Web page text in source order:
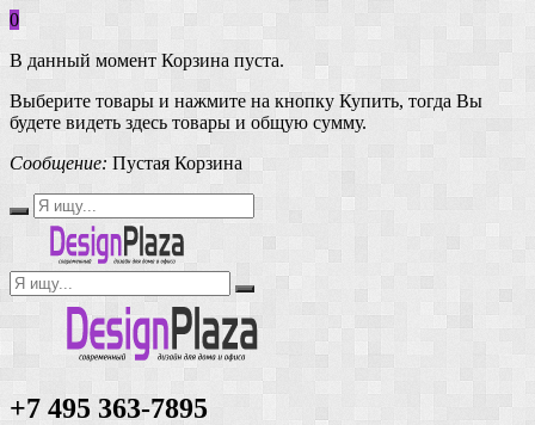
0
В данный момент Корзина пуста.
Выберите товары и нажмите на кнопку Купить, тогда Вы
будете видеть здесь товары и общую сумму.
Сообщение: Пустая Корзина
+7 495 363-7895